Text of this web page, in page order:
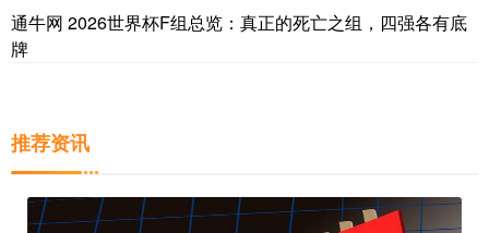
通牛网 2026世界杯F组总览：真正的死亡之组，四强各有底
牌
推荐资讯